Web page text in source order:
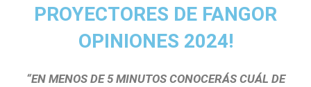
PROYECTORES DE FANGOR
OPINIONES 2024!
“EN MENOS DE 5 MINUTOS CONOCERÁS CUÁL DE